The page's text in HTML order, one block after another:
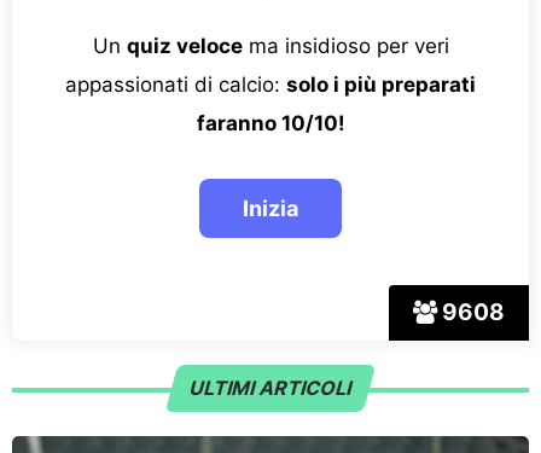
9608
Un quiz velocema insidioso per veri
appassionati di calcio: solo i più preparati
faranno 10/10!
ULTIMI ARTICOLI